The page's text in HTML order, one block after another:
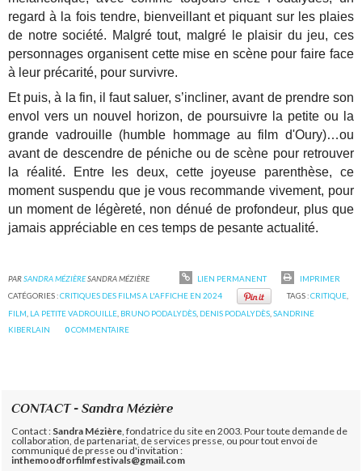
regard à la fois tendre, bienveillant et piquant sur les plaies
de notre société. Malgré tout, malgré le plaisir du jeu, ces
personnages organisent cette mise en scène pour faire face
à leur précarité, pour survivre.
Et puis, à la fin, il faut saluer, s’incliner, avant de prendre son
envol vers un nouvel horizon, de poursuivre la petite ou la
grande vadrouille (humble hommage au film d'Oury)…ou
avant de descendre de péniche ou de scène pour retrouver
la réalité. Entre les deux, cette joyeuse parenthèse, ce
moment suspendu que je vous recommande vivement, pour
un moment de légèreté, non dénué de profondeur, plus que
jamais appréciable en ces temps de pesante actualité.
PARSANDRA MÉZIÈRESANDRA MÉZIÈRE LIEN PERMANENT
IMPRIMER
CATÉGORIES :CRITIQUES DES FILMS A L'AFFICHE EN 2024 TAGS :CRITIQUE,
FILM LA PETITE VADROUILLE BRUNO PODALYDÈS DENIS PODALYDÈS ,SANDRINE
KIBERLAIN
0COMMENTAIRE
CONTACT - Sandra Mézière
Contact : Sandra Mézière , fondatrice du site en 2003. Pour toute demande de
collaboration, de partenariat, de services presse, ou pour tout envoi de
communiqué de presse ou d'invitation :
inthemoodforfilmfestivals@gmail.com